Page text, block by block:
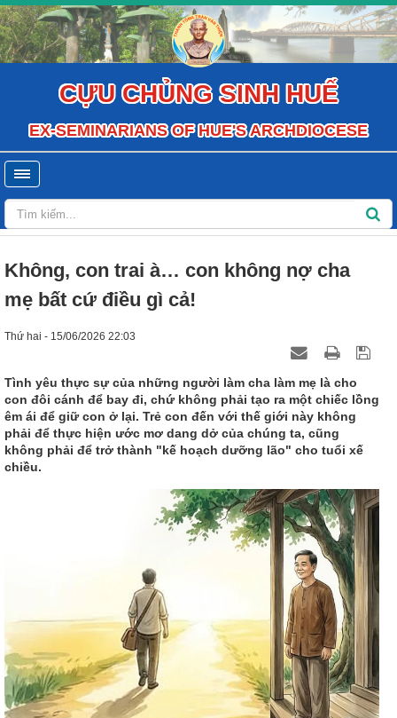
CỰU CHỦNG SINH HUẾ
EX-SEMINARIANS OF HUE'S ARCHDIOCESE
Không, con trai à… con không nợ cha
mẹ bất cứ điều gì cả!
Thứ hai - 15/06/2026 22:03
Tình yêu thực sự của những người làm cha làm mẹ là cho
con đôi cánh để bay đi, chứ không phải tạo ra một chiếc lồng
êm ái để giữ con ở lại. Trẻ con đến với thế giới này không
phải để thực hiện ước mơ dang dở của chúng ta, cũng
không phải để trở thành "kế hoạch dưỡng lão" cho tuổi xế
chiều.